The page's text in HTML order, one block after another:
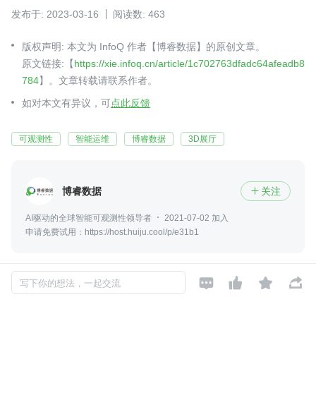
发布于: 2023-03-16 阅读数: 463
版权声明: 本文为 InfoQ 作者【博睿数据】的原创文章。
原文链接:【https://xie.infoq.cn/article/1c702763dfadc64afeadb8
784】。文章转载请联系作者。
如对本文有异议，可点此反馈
可观测性 智能运维 博睿数据 3D展厅
博睿数据  关注
AI驱动的全球智能可观测性领导者
2021-07-02 加入
申请免费试用：https://host.huiju.cool/p/e31b1
评论
写下你的想法，一起交流    